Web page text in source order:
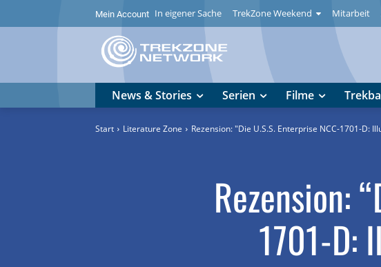
Mein Account In eigener Sache TrekZone Weekend Mitarbeit
News & Stories Serien Filme
Start Literature Zone Rezension: "Die U.S.S. Enterprise NCC-1701-D:
Rezension:
1701-D: